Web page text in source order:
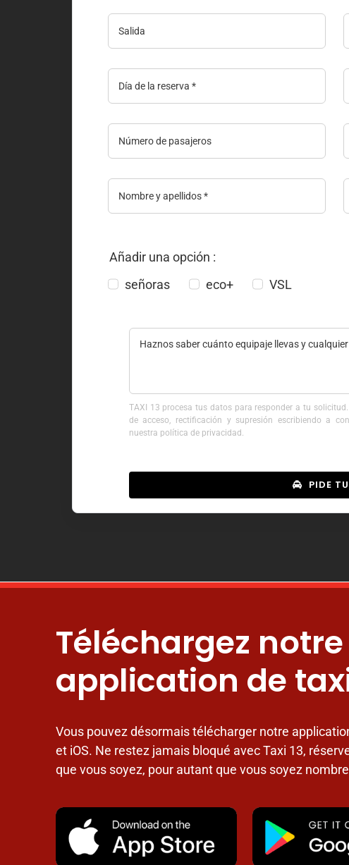
Añadir una opción :
señoras
eco+ VSL
TAXI 13 procesa tus datos para responder a tu
de acceso, rectificación y supresión escribiendo a
nuestra política de privacidad.
PIDE
Téléchargez notre
application de
Vous pouvez désormais télécharger notre
et iOS. Ne restez jamais bloqué avec Taxi 13,
que vous soyez, pour autant que vous soyez